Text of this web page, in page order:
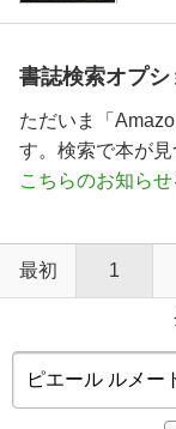
書誌検索オプ
ただいま「
す。検索で本が
こちらのお知らせ
最初 1